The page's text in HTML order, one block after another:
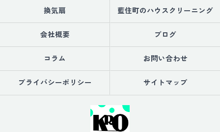
換気扇 藍住町のハウスクリーニング
会社概要 ブログ
コラム お問い合わせ
プライバシーポリシー サイトマップ